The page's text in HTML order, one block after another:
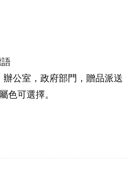
公室，政府部門，贈品派送
色可選擇。